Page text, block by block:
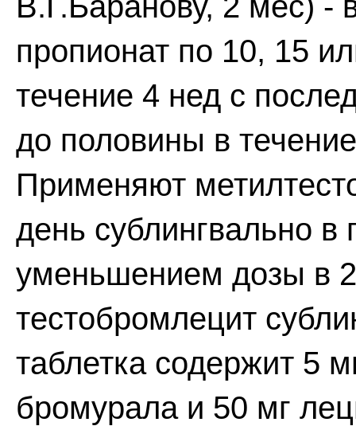
пропионат по 10, 15
течение 4 нед с
до половины в
Применяют
день сублингвально
уменьшением дозы в
тестобромлецит
таблетка содержит 5
бромурала и 50 мг